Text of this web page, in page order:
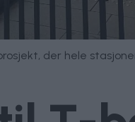
der hele